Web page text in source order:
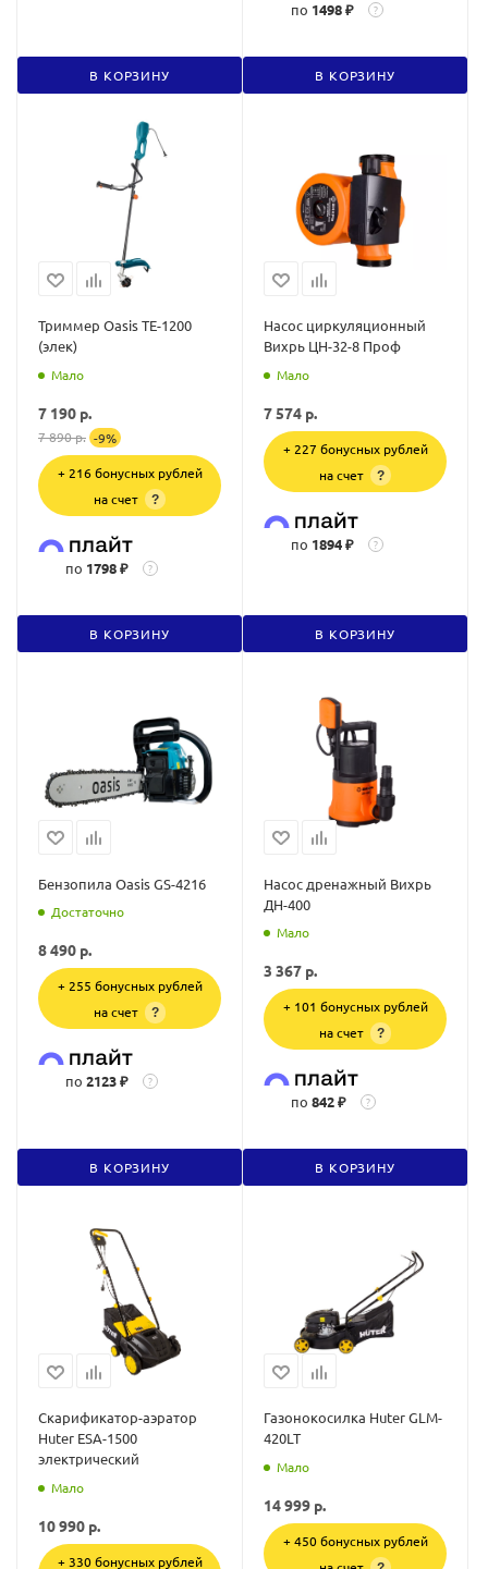
В КОРЗИНУ
по 1498 ₽ ?
В КОРЗИНУ
Триммер Oasis TE-1200
(элек)
Мало
7 190 р.
7 890р. -9%
+ 216 бонусных рублей
на счет
?
по 1798 ₽ ?
В КОРЗИНУ
Насос циркуляционный
Вихрь ЦН-32-8 Проф
Мало
7 574 р.
+ 227 бонусных рублей
на счет
?
по 1894 ₽ ?
В КОРЗИНУ
Бензопила Oasis GS-4216
Достаточно
8 490 р.
+ 255 бонусных рублей
на счет
?
по 2123 ₽ ?
В КОРЗИНУ
Насос дренажный Вихрь
ДН-400
Мало
3 367 р.
+ 101 бонусных рублей
на счет
?
по 842 ₽ ?
В КОРЗИНУ
Cкарификатор-аэратор
Huter ESA-1500
электрический
Мало
10 990 р.
+ 330 бонусных рублей
Газонокосилка Huter GLM-
420LT
Мало
14 999 р.
+ 450 бонусных рублей